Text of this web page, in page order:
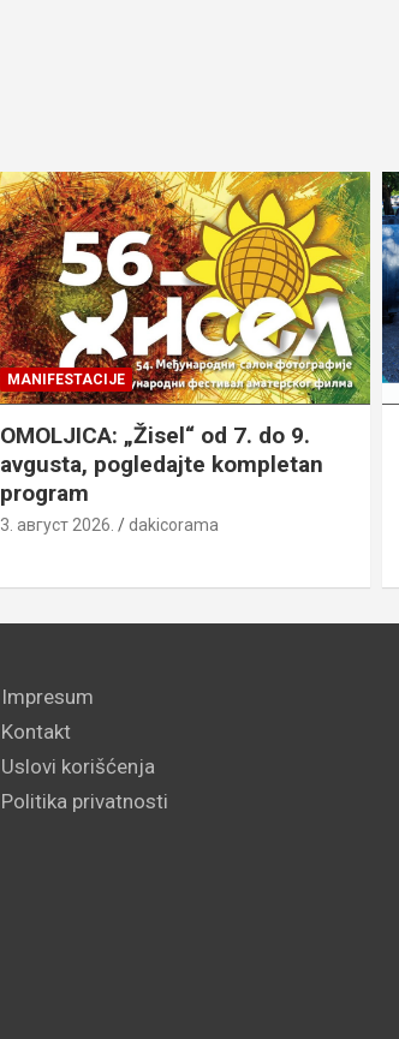
MANIFESTACIJE
OMOLJICA: „Žisel“ od 7. do 9.
avgusta, pogledajte kompletan
program
3. август 2026. dakicorama
Impresum
Kontakt
Uslovi korišćenja
Politika privatnosti